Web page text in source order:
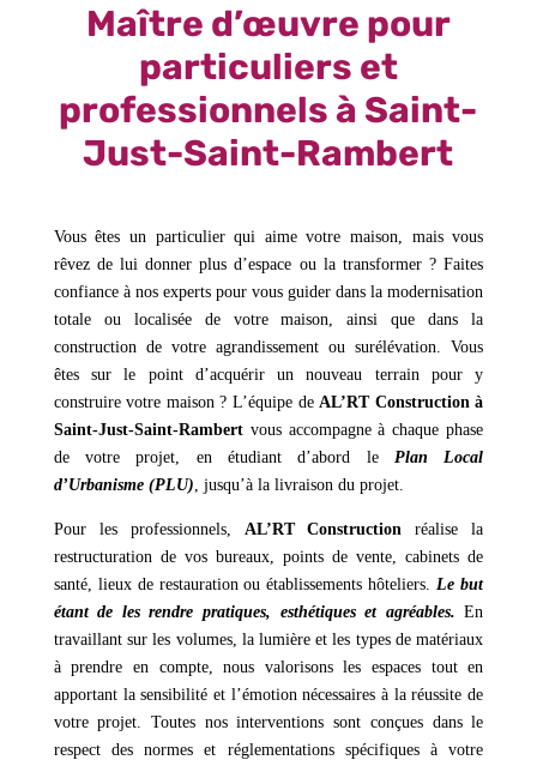
Maître d’œuvre pour
particuliers et
professionnels à Saint-
Just-Saint-Rambert
Vous êtes un particulier qui aime votre maison, mais vous
rêvez de lui donner plus d’espace ou la transformer ? Faites
confiance à nos experts pour vous guider dans la modernisation
totale ou localisée de votre maison, ainsi que dans la
construction de votre agrandissement ou surélévation. Vous
êtes sur le point d’acquérir un nouveau terrain pour y
construire votre maison ? L’équipe de AL’RT Construction à
Saint-Just-Saint-Rambertvous accompagne à chaque phase
de votre projet, en étudiant d’abord le Plan Local
d’Urbanisme (PLU) , jusqu’à la livraison du projet.
Pour les professionnels, AL’RT Construction réalise la
restructuration de vos bureaux, points de vente, cabinets de
santé, lieux de restauration ou établissements hôteliers. Le but
étant de les rendre pratiques, esthétiques et agréables. En
travaillant sur les volumes, la lumière et les types de matériaux
à prendre en compte, nous valorisons les espaces tout en
apportant la sensibilité et l’émotion nécessaires à la réussite de
votre projet. Toutes nos interventions sont conçues dans le
respect des normes et réglementations spécifiques à votre